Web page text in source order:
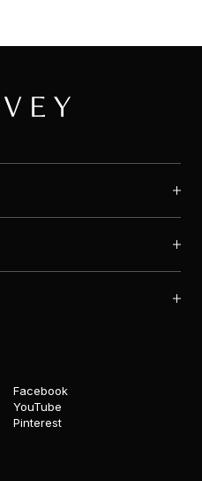
Facebook
YouTube
Pinterest